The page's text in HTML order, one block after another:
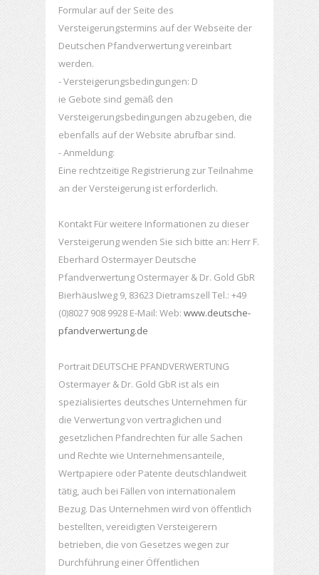
Formular auf der Seite des
Versteigerungstermins auf der Webseite der
Deutschen Pfandverwertung vereinbart
werden.
- Versteigerungsbedingungen: D
ie Gebote sind gemäß den
Versteigerungsbedingungen abzugeben, die
ebenfalls auf der Website abrufbar sind.
- Anmeldung:
Eine rechtzeitige Registrierung zur Teilnahme
an der Versteigerung ist erforderlich.
Kontakt Für weitere Informationen zu dieser
Versteigerung wenden Sie sich bitte an: Herr F.
Eberhard Ostermayer Deutsche
Pfandverwertung Ostermayer & Dr. Gold GbR
Bierhäuslweg 9, 83623 Dietramszell Tel.: +49
(0)8027 908 9928 E-Mail: Web: www.deutsche-
pfandverwertung.de
Portrait DEUTSCHE PFANDVERWERTUNG
Ostermayer & Dr. Gold GbR ist als ein
spezialisiertes deutsches Unternehmen für
die Verwertung von vertraglichen und
gesetzlichen Pfandrechten für alle Sachen
und Rechte wie Unternehmensanteile,
Wertpapiere oder Patente deutschlandweit
tätig, auch bei Fällen von internationalem
Bezug. Das Unternehmen wird von öffentlich
bestellten, vereidigten Versteigerern
betrieben, die von Gesetzes wegen zur
Durchführung einer Öffentlichen